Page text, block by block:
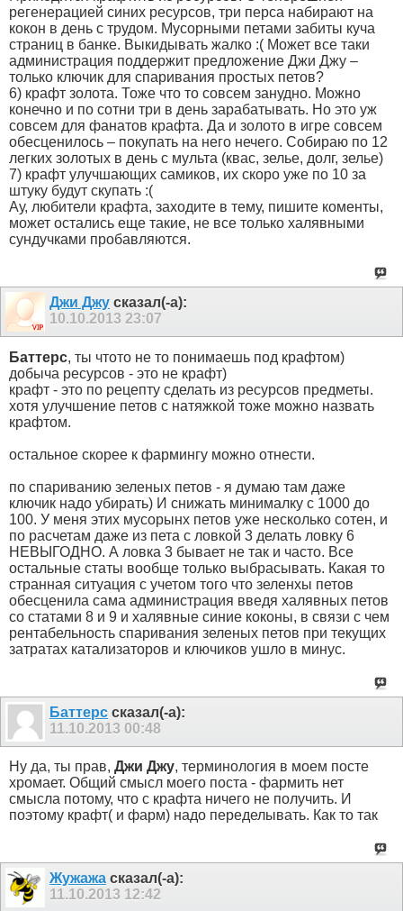
регенерацией синих ресурсов, три перса набирают на
кокон в день с трудом. Мусорными петами забиты куча
страниц в банке. Выкидывать жалко :( Может все таки
администрация поддержит предложение Джи Джу –
только ключик для спаривания простых петов?
6) крафт золота. Тоже что то совсем занудно. Можно
конечно и по сотни три в день зарабатывать. Но это уж
совсем для фанатов крафта. Да и золото в игре совсем
обесценилось – покупать на него нечего. Собираю по 12
легких золотых в день с мульта (квас, зелье, долг, зелье)
7) крафт улучшающих самиков, их скоро уже по 10 за
штуку будут скупать :(
Ау, любители крафта, заходите в тему, пишите коменты,
может остались еще такие, не все только халявными
сундучками пробавляются.
Джи Джу сказал(-а):
10.10.2013 23:07
Баттерс, ты чтото не то понимаешь под крафтом)
добыча ресурсов - это не крафт)
крафт - это по рецепту сделать из ресурсов предметы.
хотя улучшение петов с натяжкой тоже можно назвать
крафтом.
остальное скорее к фармингу можно отнести.
по спариванию зеленых петов - я думаю там даже
ключик надо убирать) И снижать минималку с 1000 до
100. У меня этих мусорынх петов уже несколько сотен, и
по расчетам даже из пета с ловкой 3 делать ловку 6
НЕВЫГОДНО. А ловка 3 бывает не так и часто. Все
остальные статы вообще только выбрасывать. Какая то
странная ситуация с учетом того что зеленхы петов
обесценила сама администрация введя халявных петов
со статами 8 и 9 и халявные синие коконы, в связи с чем
рентабельность спаривания зеленых петов при текущих
затратах катализаторов и ключиков ушло в минус.
Баттерс сказал(-а):
11.10.2013 00:48
Ну да, ты прав, Джи Джу, терминология в моем посте
хромает. Общий смысл моего поста - фармить нет
смысла потому, что с крафта ничего не получить. И
поэтому крафт( и фарм) надо переделывать. Как то так
Жужажа сказал(-а):
11.10.2013 12:42